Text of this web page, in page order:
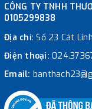
CÔNG TY TNHH
0105299838
Địa chỉ:Số 23 Cát
Điện thoại:
Email: